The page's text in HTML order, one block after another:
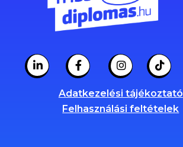
Adatkezelési tájékoztató
Felhasználási feltételek